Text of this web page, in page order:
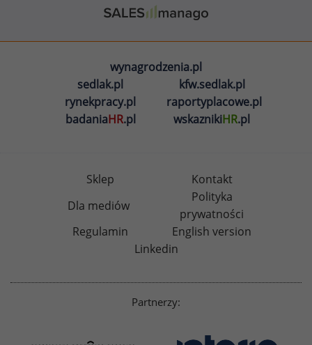
wynagrodzenia.pl
sedlak.pl
kfw.sedlak.pl
rynekpracy.pl
raportyplacowe.pl
badaniaHR.pl wskaznikiHR.pl
Sklep
Kontakt
Dla mediów
Polityka
prywatności
Regulamin
English version
Linkedin
Partnerzy: